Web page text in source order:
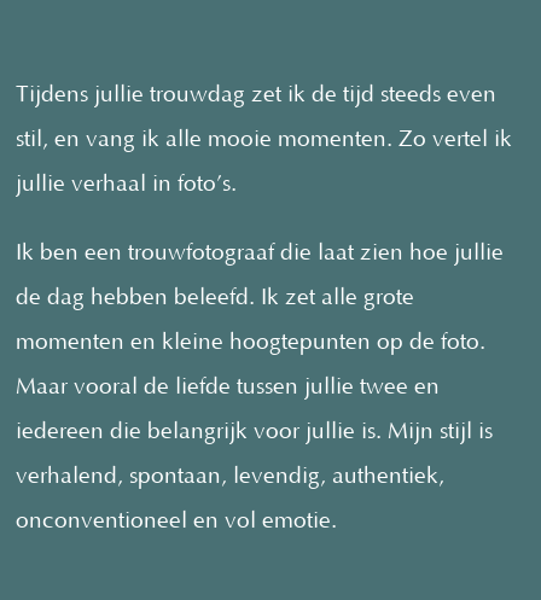
Tijdens jullie trouwdag zet ik de tijd steeds even
stil, en vang ik alle mooie momenten. Zo vertel ik
jullie verhaal in foto’s.
Ik ben een trouwfotograaf die laat zien hoe jullie
de dag hebben beleefd. Ik zet alle grote
momenten en kleine hoogtepunten op de foto.
Maar vooral de liefde tussen jullie twee en
iedereen die belangrijk voor jullie is. Mijn stijl is
verhalend, spontaan, levendig, authentiek,
onconventioneel en vol emotie.